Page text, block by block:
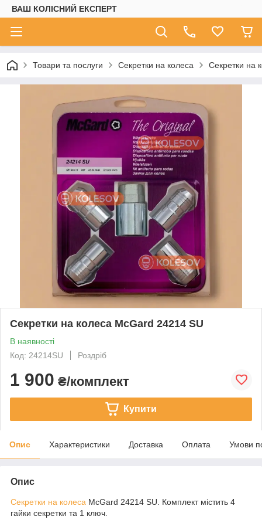
ВАШ КОЛІСНИЙ ЕКСПЕРТ
Товари та послуги Секретки на колеса Секретки на
Секретки на колеса McGard 24214 SU
В наявності
Код: 24214SU
Роздріб
1 900 ₴/комплект
Купити
Опис Характеристики Доставка Оплата Умови
Опис
Секретки на колеса McGard 24214 SU. Комплект містить 4
гайки секретки та 1 ключ.